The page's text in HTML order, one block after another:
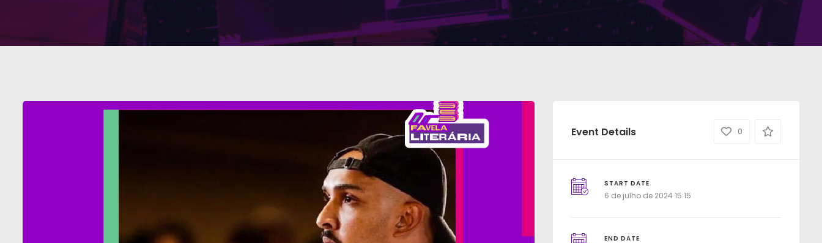
Event Details 0
START DATE
6 de julho de 2024 15:15
END DATE